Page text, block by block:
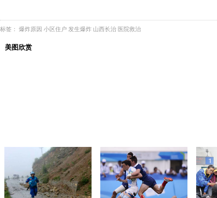
标签： 爆炸原因 小区住户 发生爆炸 山西长治 医院救治
美图欣赏